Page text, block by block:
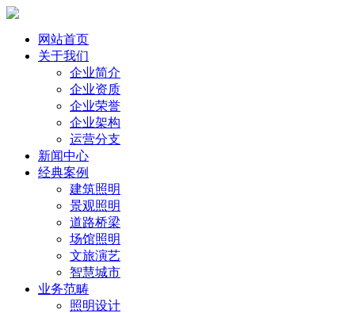
网站首页
关于我们
企业简介
企业资质
企业荣誉
企业架构
运营分支
新闻中心
经典案例
建筑照明
景观照明
道路桥梁
场馆照明
文旅演艺
智慧城市
业务范畴
照明设计